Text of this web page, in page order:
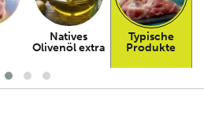
Natives
Olivenöl extra
Typische
Produkte